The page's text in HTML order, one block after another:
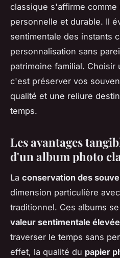
classique s'affirme comme
personnelle et durable. Il
sentimentale des instants
personnalisation sans
patrimoine familial.
c'est préserver vos
qualité et une reliure
temps.
Les avantages
d'un album photo
La conservation des
dimension particulière
traditionnel. Ces albums
valeur sentimentale élevée
traverser le temps sans
effet, la qualité du papier